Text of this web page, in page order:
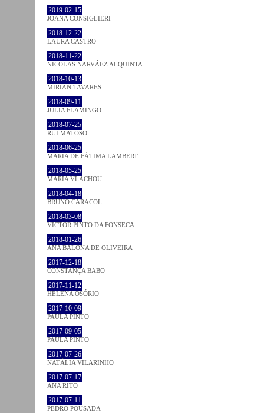
2019-02-15
JOANA CONSIGLIERI
2018-12-22
LAURA CASTRO
2018-11-22
NICOLÁS NARVÁEZ ALQUINTA
2018-10-13
MIRIAN TAVARES
2018-09-11
JULIA FLAMINGO
2018-07-25
RUI MATOSO
2018-06-25
MARIA DE FÁTIMA LAMBERT
2018-05-25
MARIA VLACHOU
2018-04-18
BRUNO CARACOL
2018-03-08
VICTOR PINTO DA FONSECA
2018-01-26
ANA BALONA DE OLIVEIRA
2017-12-18
CONSTANÇA BABO
2017-11-12
HELENA OSÓRIO
2017-10-09
PAULA PINTO
2017-09-05
PAULA PINTO
2017-07-26
NATÁLIA VILARINHO
2017-07-17
ANA RITO
2017-07-11
PEDRO POUSADA